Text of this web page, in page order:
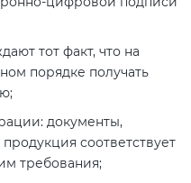
тот факт, что на
порядке получать
документы,
соответствует
требования;